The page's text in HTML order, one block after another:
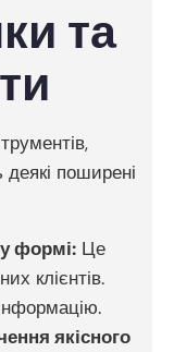
та
поширені
у формі: Це
клієнтів.
якісного